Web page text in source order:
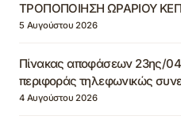
ΤΡΟΠΟΠΟΙΗΣΗ ΩΡΑΡΙΟΥ ΚΕΠ
5 Αυγούστου 2026
Πίνακας αποφάσεων 23ης/
περιφοράς τηλεφωνικώς
4 Αυγούστου 2026